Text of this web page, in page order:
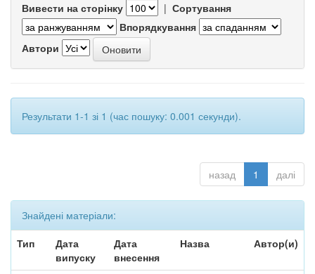
Вивести на сторінку | Сортування
Впорядкування
Автори
Результати 1-1 зі 1 (час пошуку: 0.001 секунди).
назад 1 далі
Знайдені матеріали:
Тип
Дата
випуску
Дата
внесення
Назва Автор(и)